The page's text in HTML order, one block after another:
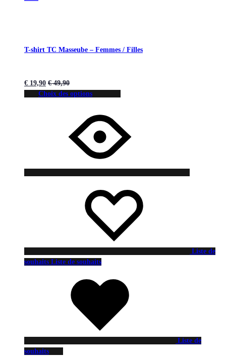
T-shirt TC Masseube – Femmes / Filles
€ 19,90 €49,90
Choix des options
Liste de
souhaits Liste de souhaits
Liste de
souhaits